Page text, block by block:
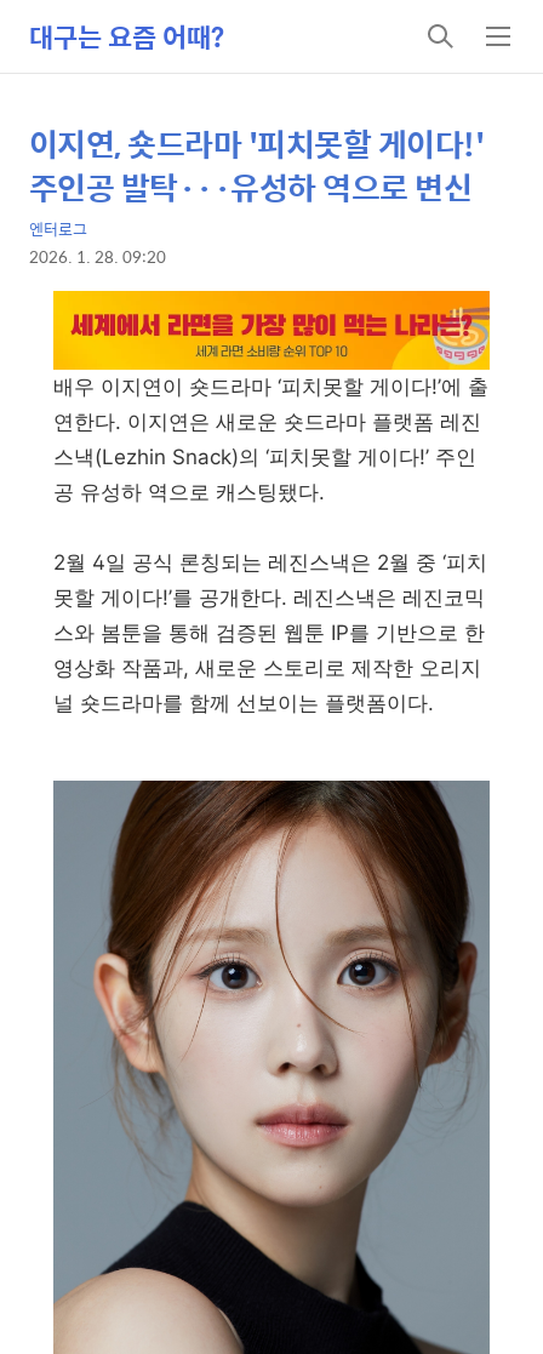
대구는 요즘 어때?
검
색
메
뉴
상
세
컨
텐
본
제
목
이지연, 숏드라마 '피치못할 게이다!'
주인공 발탁···유성하 역으로 변신
엔터로그
2026. 1. 28. 09:20
배우 이지연이 숏드라마 ‘피치못할 게이다!’에 출
연한다. 이지연은 새로운 숏드라마 플랫폼 레진
스낵(Lezhin Snack)의 ‘피치못할 게이다!’ 주인
공 유성하 역으로 캐스팅됐다.
2월 4일 공식 론칭되는 레진스낵은 2월 중 ‘피치
못할 게이다!’를 공개한다. 레진스낵은 레진코믹
스와 봄툰을 통해 검증된 웹툰 IP를 기반으로 한
영상화 작품과, 새로운 스토리로 제작한 오리지
널 숏드라마를 함께 선보이는 플랫폼이다.